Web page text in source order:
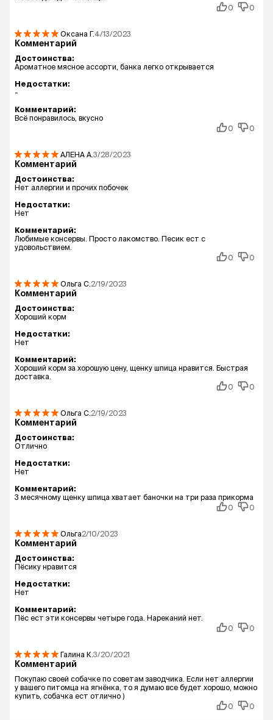
0
0
Оксана Г.4/13/2023
Комментарий
Достоинства:
Ароматное мясное ассорти, банка легко открывается
Недостатки:
-
Комментарий:
Всё понравилось, вкусно
0
0
АЛЕНА А. 3/28/2023
Комментарий
Достоинства:
Нет аллергии и прочих побочек
Недостатки:
Нет
Комментарий:
Любимые консервы. Просто лакомство. Песик ест с
удовольствием.
0
0
Ольга С. 2/19/2023
Комментарий
Достоинства:
Хороший корм
Недостатки:
Нет
Комментарий:
Хороший корм за хорошую цену, щенку шпица нравится. Быстрая
доставка.
0
0
Ольга С. 2/19/2023
Комментарий
Достоинства:
Отлично
Недостатки:
Нет
Комментарий:
3 месячному щенку шпица хватает баночки на три раза прикорма
0
0
Ольга2/10/2023
Комментарий
Достоинства:
Пёсику нравится
Недостатки:
Нет
Комментарий:
Пёс ест эти консервы четыре года. Нареканий нет.
0
0
Галина К. 3/20/2021
Комментарий
Покупаю своей собачке по советам заводчика. Если нет аллергии
у вашего питомца на ягнёнка, то я думаю все будет хорошо, можно
купить, собачка ест отлично )
0
0